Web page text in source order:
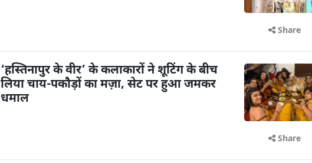
Share
‘हस्तिनापुर के वीर’ के कलाकारों ने शूटिंग के बीच
लिया चाय-पकौड़ों का मज़ा, सेट पर हुआ जमकर
धमाल
Share